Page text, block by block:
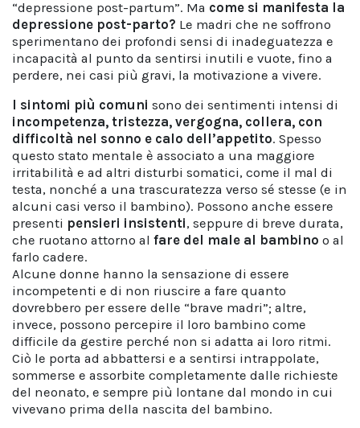
“depressione post-partum”. Ma come si manifesta la
depressione post-parto? Le madri che ne soffrono
sperimentano dei profondi sensi di inadeguatezza e
incapacità al punto da sentirsi inutili e vuote, fino a
perdere, nei casi più gravi, la motivazione a vivere.
I sintomi più comuni sono dei sentimenti intensi di
incompetenza, tristezza, vergogna, collera, con
difficoltà nel sonno e calo dell’appetito. Spesso
questo stato mentale è associato a una maggiore
irritabilità e ad altri disturbi somatici, come il mal di
testa, nonché a una trascuratezza verso sé stesse (e in
alcuni casi verso il bambino). Possono anche essere
presenti pensieri insistenti, seppure di breve durata,
che ruotano attorno al fare del male al bambino o al
farlo cadere.
Alcune donne hanno la sensazione di essere
incompetenti e di non riuscire a fare quanto
dovrebbero per essere delle “brave madri”; altre,
invece, possono percepire il loro bambino come
difficile da gestire perché non si adatta ai loro ritmi.
Ciò le porta ad abbattersi e a sentirsi intrappolate,
sommerse e assorbite completamente dalle richieste
del neonato, e sempre più lontane dal mondo in cui
vivevano prima della nascita del bambino.